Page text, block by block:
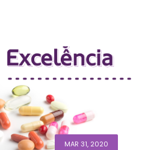
MAR 31, 2020